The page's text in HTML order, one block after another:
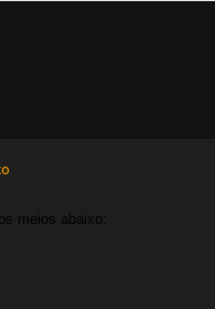
meios abaixo: